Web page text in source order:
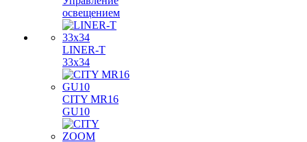
освещением
LINER-T
33x34
CITY MR16
GU10